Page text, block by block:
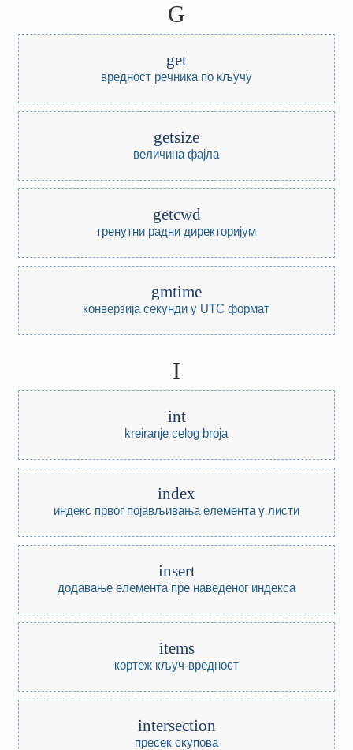
G
get
вредност речника по кључу
getsize
величина фајла
getcwd
тренутни радни директоријум
gmtime
конверзија секунди у UTC формат
I
int
kreiranje celog broja
index
индекс првог појављивања елемента у листи
insert
додавање елемента пре наведеног индекса
items
кортеж кључ-вредност
intersection
пресек скупова